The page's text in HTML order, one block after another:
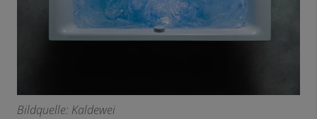
Bildquelle: Kaldewei